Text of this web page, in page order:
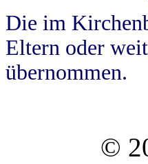
Die im
Eltern oder
übernommen.
©